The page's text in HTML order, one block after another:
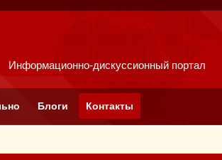
Информационно-дискуссионный портал
Блоги Контакты